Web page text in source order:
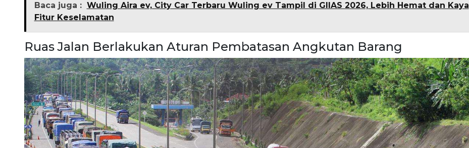
Baca juga : Wuling Aira ev, City Car Terbaru Wuling ev Tampil di GIIAS 2026, Lebih Hemat dan Kaya
Fitur Keselamatan
Ruas Jalan Berlakukan Aturan Pembatasan Angkutan Barang